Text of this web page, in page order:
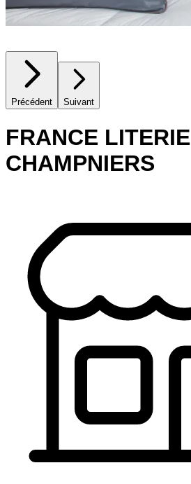
Précédent Suivant
FRANCE LITERIE
CHAMPNIERS